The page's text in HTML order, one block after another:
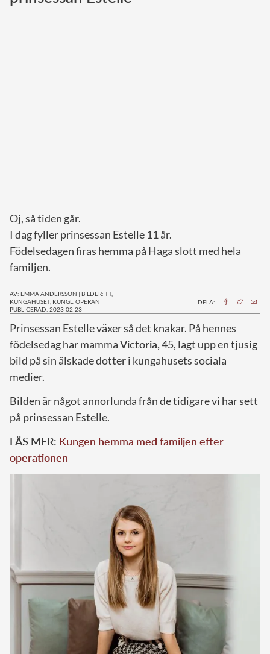
Monacos furstehus
Oj, så tiden går.
I dag fyller prinsessan Estelle 11 år.
Födelsedagen firas hemma på Haga slott med hela
familjen.
AV: EMMA ANDERSSON | BILDER: TT,
KUNGAHUSET, KUNGL. OPERAN
PUBLICERAD: 2023-02-23
DELA:
Prinsessan Estelle växer så det knakar. På hennes
födelsedag har mammaVictoria,45, lagt upp en tjusig
bild på sin älskade dotter i kungahusets sociala
medier.
Bilden är något annorlunda från de tidigare vi har sett
på prinsessan Estelle.
LÄS MER: Kungen hemma med familjen efter
operationen